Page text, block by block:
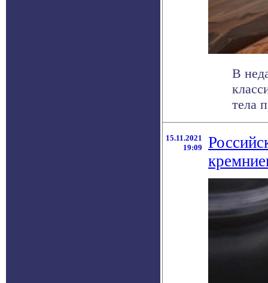
В
тела
15.11.2021
19:09